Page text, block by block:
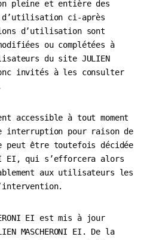
pleine et entière des
d’utilisation ci-après
d’utilisation sont
ou complétées à
du site JULIEN
donc invités à les consulter
accessible à tout moment
interruption pour raison de
peut être toutefois décidée
EI, qui s’efforcera alors
aux utilisateurs les
EI est mis à jour
MASCHERONI EI. De la